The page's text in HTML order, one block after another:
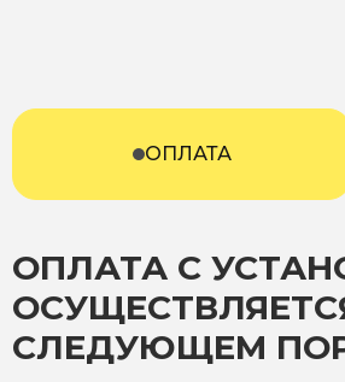
ОПЛАТА
ОПЛАТА С
СЛЕДУЮЩЕМ